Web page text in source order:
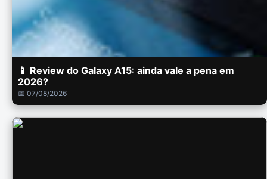
📱 Review do Galaxy A15: ainda vale a pena em
2026?
📅 07/08/2026